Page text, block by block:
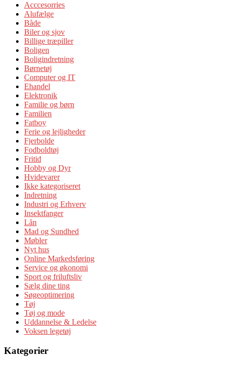
Acccesorries
Alufælge
Både
Biler og sjov
Billige træpiller
Boligen
Boligindretning
Børnetøj
Computer og IT
Ehandel
Elektronik
Familie og børn
Familien
Fatboy
Ferie og lejligheder
Fjerbolde
Fodboldtøj
Fritid
Hobby og Dyr
Hvidevarer
Ikke kategoriseret
Indretning
Industri og Erhverv
Insektfanger
Lån
Mad og Sundhed
Møbler
Nyt hus
Online Markedsføring
Service og økonomi
Sport og friluftsliv
Sælg dine ting
Søgeoptimering
Tøj
Tøj og mode
Uddannelse & Ledelse
Voksen legetøj
Kategorier